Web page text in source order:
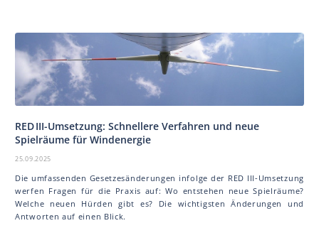
RED III-Umsetzung: Schnellere Verfahren und neue
Spielräume für Windenergie
25.09.2025
Die umfassenden Gesetzesänderungen infolge der RED III-Umsetzung
werfen Fragen für die Praxis auf: Wo entstehen neue Spielräume?
Welche neuen Hürden gibt es? Die wichtigsten Änderungen und
Antworten auf einen Blick.